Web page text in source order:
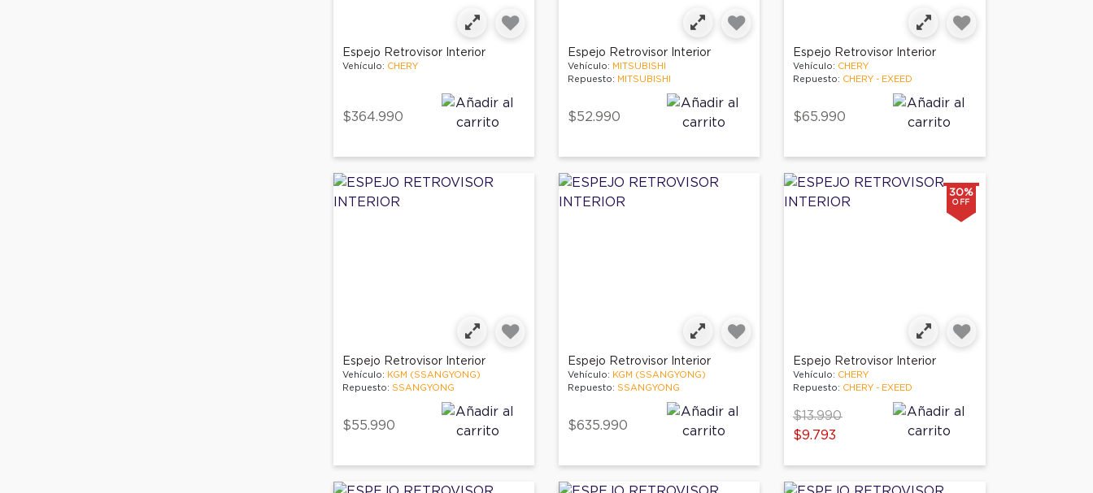
Espejo Retrovisor Interior
Vehículo: CHERY
$364.990
Espejo Retrovisor Interior
Vehículo: MITSUBISHI
Repuesto: MITSUBISHI
$52.990
Espejo Retrovisor Interior
Vehículo: CHERY
Repuesto: CHERY - EXEED
$65.990
Espejo Retrovisor Interior
Vehículo: KGM (SSANGYONG)
Repuesto: SSANGYONG
$55.990
Espejo Retrovisor Interior
Vehículo: KGM (SSANGYONG)
Repuesto: SSANGYONG
$635.990
30%
OFF
Espejo Retrovisor Interior
Vehículo: CHERY
Repuesto: CHERY - EXEED
Price reduced from
$13.990to
$9.793